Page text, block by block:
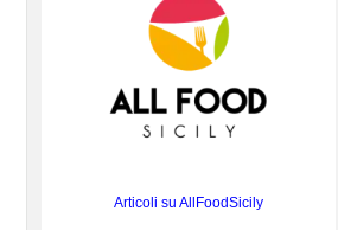
Articoli su AllFoodSicily